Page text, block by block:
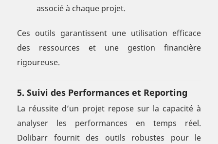
associé à chaque projet.
Ces outils garantissent une utilisation efficace
des ressources et une gestion financière
rigoureuse.
5. Suivi des Performances et Reporting
La réussite d’un projet repose sur la capacité à
analyser les performances en temps réel.
Dolibarr fournit des outils robustes pour le